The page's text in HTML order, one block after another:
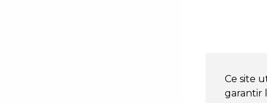
Ce site
garantir